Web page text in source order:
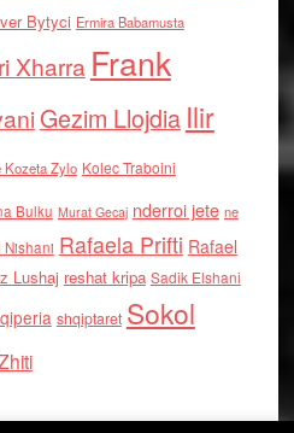
Bytyci Ermira Babamusta
Xharra Frank
Gezim Llojdia Ilir
Kozeta Zylo Kolec Traboini
Bulku Murat Gecaj nderroi jete ne
Nishani Rafaela Prifti Rafael
Lushaj reshat kripa Sadik Elshani
shqiptaret Sokol